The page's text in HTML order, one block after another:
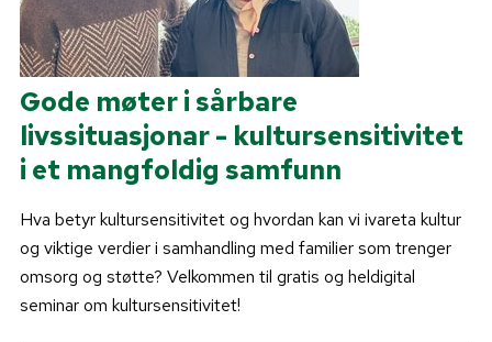
Gode møter i sårbare
livssituasjonar - kultursensitivitet
i et mangfoldig samfunn
Hva betyr kultursensitivitet og hvordan kan vi ivareta kultur
og viktige verdier i samhandling med familier som trenger
omsorg og støtte? Velkommen til gratis og heldigital
seminar om kultursensitivitet!